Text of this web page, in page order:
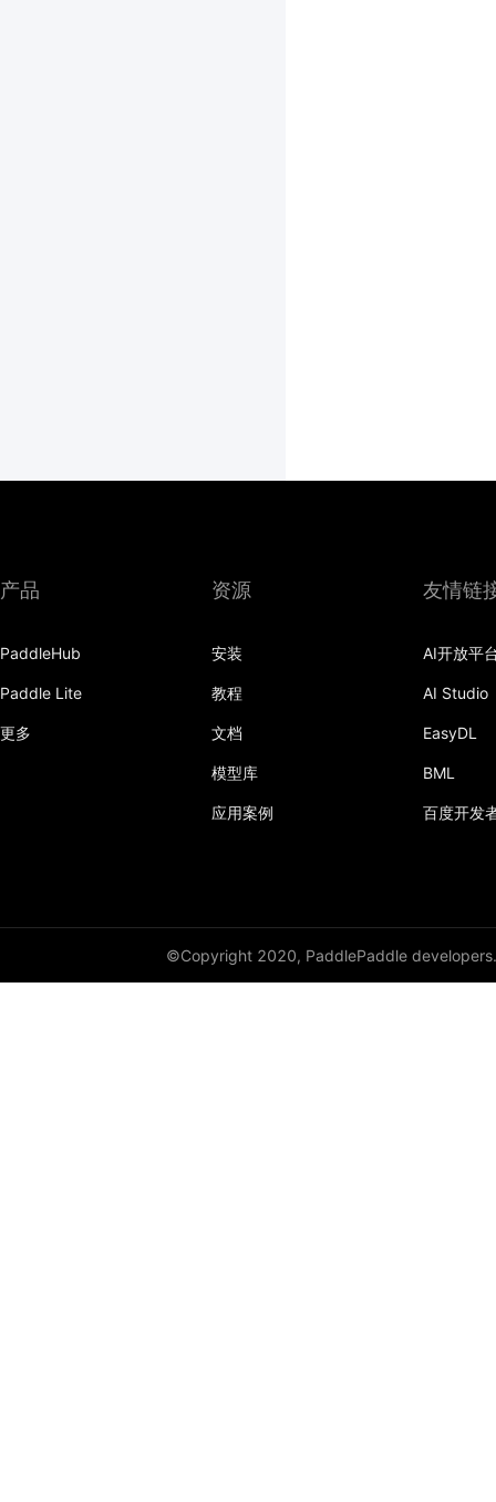
产品
PaddleHub
Paddle Lite
更多
资源
安装
教程
文档
模型库
应用案例
友情链
AI开放平
AI Studio
EasyDL
BML
百度开发
©Copyright 2020, PaddlePaddle developers.